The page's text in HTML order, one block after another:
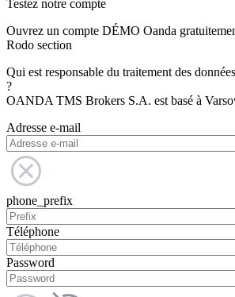
Testez notre compte
Ouvrez un compte DÉMO Oanda
Rodo section
Qui est responsable du traitement des
?
OANDA TMS Brokers S.A. est basé à
Adresse e-mail
phone_prefix
Téléphone
Password